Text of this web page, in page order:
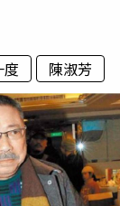
度 陳淑芳